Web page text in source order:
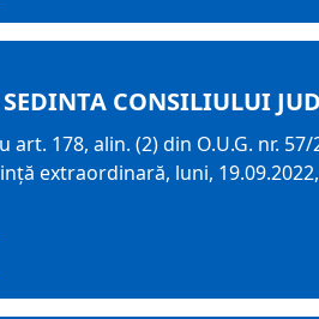
CONSILIULUI
178, alin. (2) din O.U.G. nr.
extraordinară, luni,